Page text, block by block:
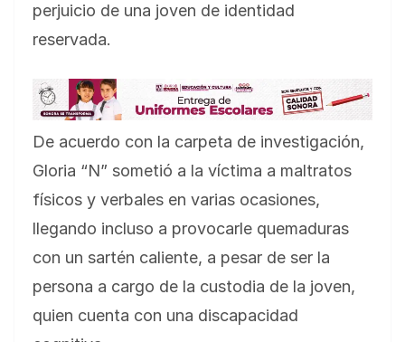
perjuicio de una joven de identidad
reservada.
De acuerdo con la carpeta de investigación,
Gloria “N” sometió a la víctima a maltratos
físicos y verbales en varias ocasiones,
llegando incluso a provocarle quemaduras
con un sartén caliente, a pesar de ser la
persona a cargo de la custodia de la joven,
quien cuenta con una discapacidad